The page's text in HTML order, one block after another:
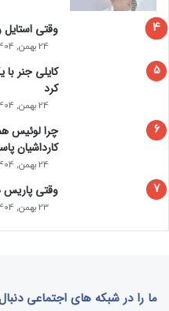
وقتی
24 بهمن, 1404
کایلی جنر
کرد
24 بهمن, 1404
چرا لوئیس
کارداشیان
24 بهمن, 1404
وقتی
23 بهمن, 1404
ما را در شبکه های اجتماعی